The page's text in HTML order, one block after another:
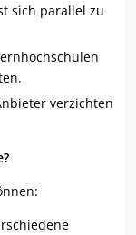
sich parallel zu
verzichten